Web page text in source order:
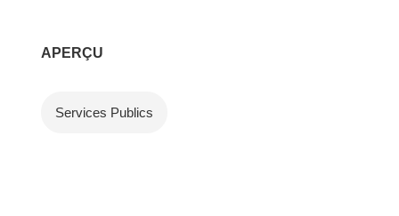
APERÇU
Services Publics